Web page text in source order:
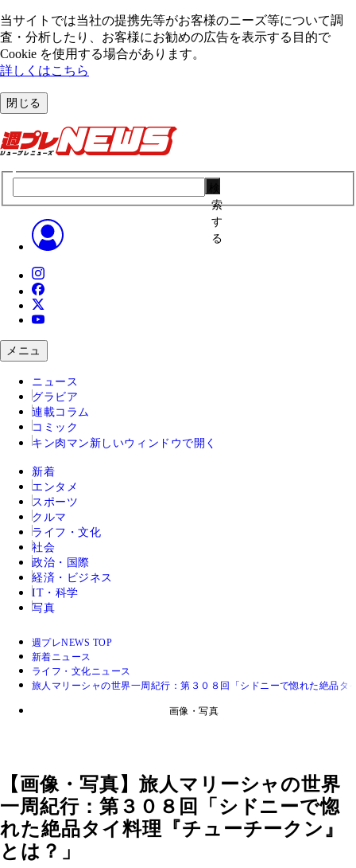
当サイトでは当社の提携先等がお客様のニーズ等について調
査・分析したり、お客様にお勧めの広告を表⽰する⽬的で
Cookie を使⽤する場合があります。
詳しくはこちら
閉じる
索
す
る
メニュ
ニュース
グラビア
連載コラム
コミック
キン肉マン 新しいウィンドウで開く
新着
エンタメ
スポーツ
クルマ
ライフ・文化
社会
政治・国際
経済・ビジネス
IT・科学
写真
週プレNEWS TOP
新着ニュース
ライフ・文化ニュース
旅人マリーシャの世界一周紀行：第３０８回「シドニーで惚れた絶品タ
画像・写真
【画像・写真】旅人マリーシャの世界
一周紀行：第３０８回「シドニーで惚
れた絶品タイ料理『チューチークン』
とは？」